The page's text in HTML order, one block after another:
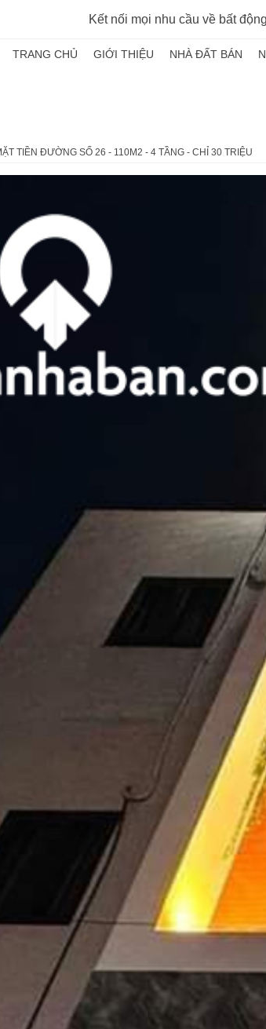
Kết nối mọi nhu cầu về bất
TRANG CHỦ GIỚI THIỆU NHÀ ĐẤT BÁN
TIỀN ĐƯỜNG SỐ 26 - 110M2 - 4 TẦNG - CHỈ 30 TRIỆU